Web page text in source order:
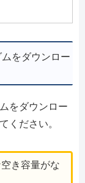
をダウンロー
をダウンロー
ください。
き容量がな